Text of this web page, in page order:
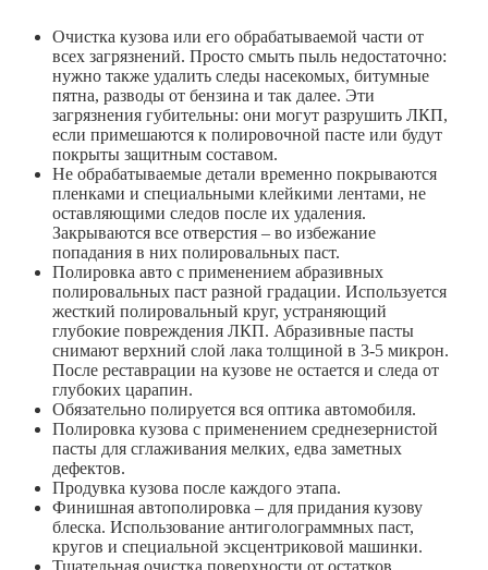
Очистка кузова или его обрабатываемой части от
всех загрязнений. Просто смыть пыль недостаточно:
нужно также удалить следы насекомых, битумные
пятна, разводы от бензина и так далее. Эти
загрязнения губительны: они могут разрушить ЛКП,
если примешаются к полировочной пасте или будут
покрыты защитным составом.
Не обрабатываемые детали временно покрываются
пленками и специальными клейкими лентами, не
оставляющими следов после их удаления.
Закрываются все отверстия – во избежание
попадания в них полировальных паст.
Полировка авто с применением абразивных
полировальных паст разной градации. Используется
жесткий полировальный круг, устраняющий
глубокие повреждения ЛКП. Абразивные пасты
снимают верхний слой лака толщиной в 3-5 микрон.
После реставрации на кузове не остается и следа от
глубоких царапин.
Обязательно полируется вся оптика автомобиля.
Полировка кузова с применением среднезернистой
пасты для сглаживания мелких, едва заметных
дефектов.
Продувка кузова после каждого этапа.
Финишная автополировка – для придания кузову
блеска. Использование антиголограммных паст,
кругов и специальной эксцентриковой машинки.
Тщательная очистка поверхности от остатков